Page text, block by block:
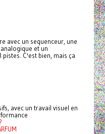
avec un sequenceur, une
et un
C'est bien, mais ça
avec un travail visuel en